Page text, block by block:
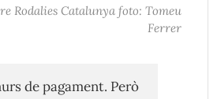
Rodalies Catalunya foto: Tomeu
Ferrer
de pagament. Però